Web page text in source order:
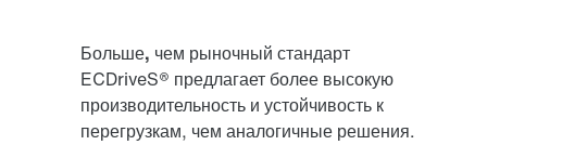
Больше, чем рыночный стандарт
ECDriveS® предлагает более высокую
производительность и устойчивость к
перегрузкам, чем аналогичные решения.